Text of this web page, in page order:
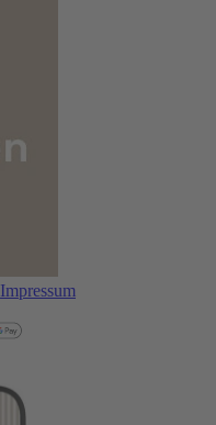
Impressum